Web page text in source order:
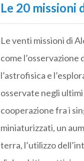
Le 20 missioni
Le venti missioni di
come
l’astrofisica e
osservate negli
cooperazione fra i
miniaturizzati, un
terra, l’utilizzo